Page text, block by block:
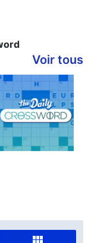
Voir tous